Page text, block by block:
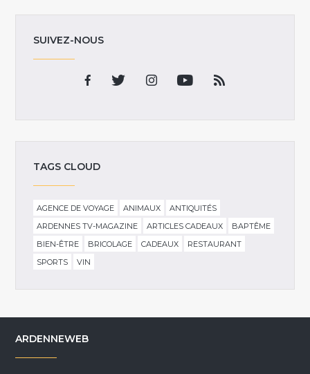
SUIVEZ-NOUS
TAGS CLOUD
AGENCE DE VOYAGE ANIMAUX
ANTIQUITÉS
ARDENNES TV-MAGAZINE
ARTICLES CADEAUX
BAPTÊME
BIEN-ÊTRE
BRICOLAGE CADEAUX
RESTAURANT
SPORTS
VIN
ARDENNEWEB